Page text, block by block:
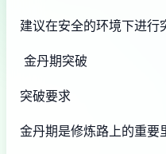
建议在安全的环境下进行
金丹期突破
突破要求
金丹期是修炼路上的重要